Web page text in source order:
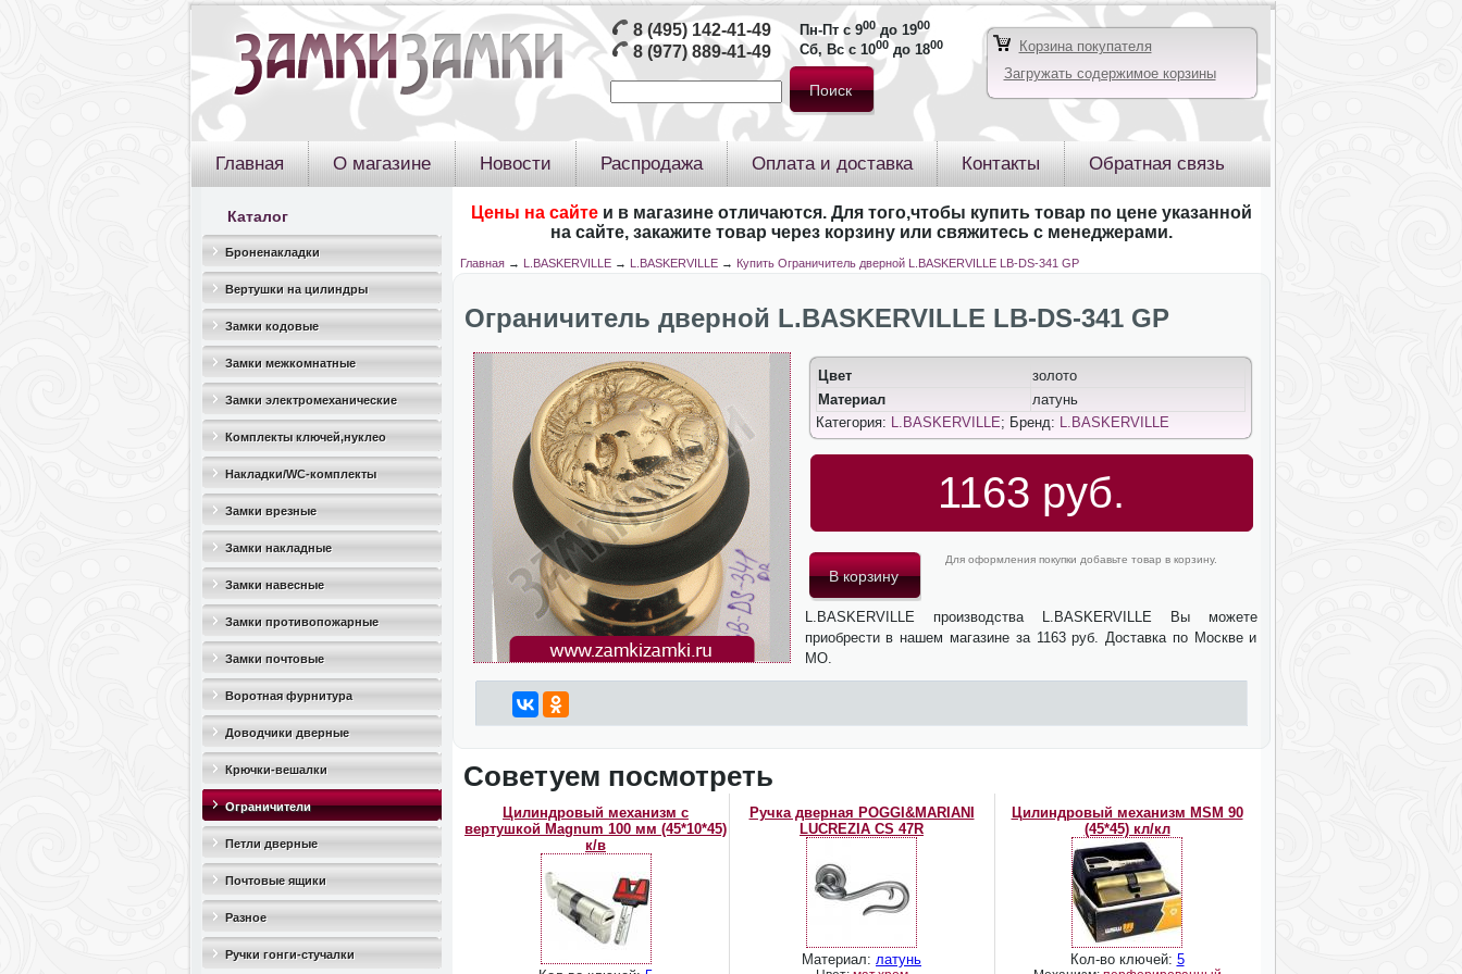
8 (495) 142-41-49
8 (977) 889-41-49
Пн-Пт с 900до 1900
Сб, Вс с 1000до 1800
Корзина покупателя
Загружать содержимое корзины
Главная О магазине Новости Распродажа Оплата и доставка Контакты Обратная связь
Каталог
Броненакладки
Вертушки на цилиндры
Замки кодовые
Замки межкомнатные
Замки электромеханические
Комплекты ключей,нуклео
Накладки/WC-комплекты
Замки врезные
Замки накладные
Замки навесные
Замки противопожарные
Замки почтовые
Воротная фурнитура
Доводчики дверные
Крючки-вешалки
Ограничители
дверные(стопоры)
Петли дверные
Почтовые ящики
Разное
Ручки гонги-стучалки
Цены на сайте и в магазине отличаются. Для того,чтобы купить товар по цене указанной
на сайте, закажите товар через корзину или свяжитесь с менеджерами.
Главная → L.BASKERVILLE → L.BASKERVILLE → Купить Ограничитель дверной L.BASKERVILLE LB-DS-341 GP
Ограничитель дверной L.BASKERVILLE LB-DS-341 GP
Цвет
золото
Материал
латунь
Категория: L.BASKERVILLE; Бренд: L.BASKERVILLE
1163 руб.
Для оформления покупки добавьте товар в корзину.
L.BASKERVILLE производства L.BASKERVILLE Вы можете
приобрести в нашем магазине за 1163 руб. Доставка по Москве и
МО.
Советуем посмотреть
Цилиндровый механизм с
вертушкой Magnum 100 мм (45*10*45)
к/в
Ручка дверная POGGI&MARIANI
LUCREZIA CS 47R
Материал: латунь
Цилиндровый механизм MSM 90
(45*45) кл/кл
Кол-во ключей: 5